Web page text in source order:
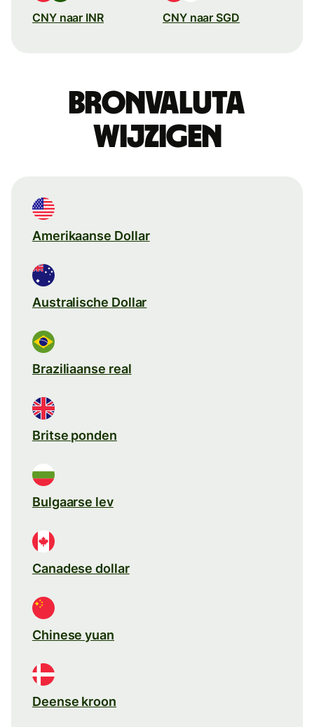
CNY naar INR CNY naar SGD
Bronvaluta
wijzigen
Amerikaanse Dollar
Australische Dollar
Braziliaanse real
Britse ponden
Bulgaarse lev
Canadese dollar
Chinese yuan
Deense kroon